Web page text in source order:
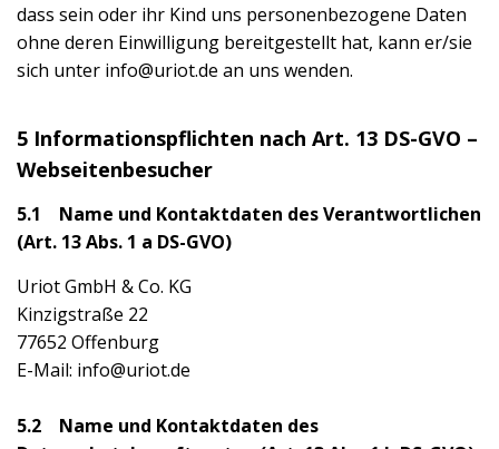
dass sein oder ihr Kind uns personenbezogene Daten
ohne deren Einwilligung bereitgestellt hat, kann er/sie
sich unter info@uriot.de an uns wenden.
5 Informationspflichten nach Art. 13 DS-GVO –
Webseitenbesucher
5.1 Name und Kontaktdaten des Verantwortlichen
(Art. 13 Abs. 1 a DS-GVO)
Uriot GmbH & Co. KG
Kinzigstraße 22
77652 Offenburg
E-Mail: info@uriot.de
5.2 Name und Kontaktdaten des